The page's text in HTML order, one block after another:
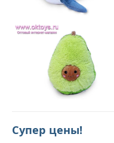
Супер цены!